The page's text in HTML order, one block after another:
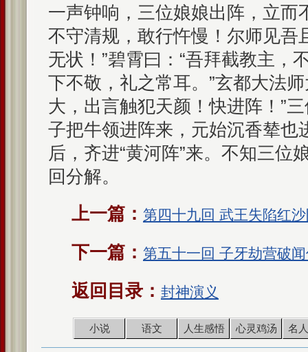
一声钟响，三位娘娘出阵，立而
不守清规，敢行忤慢！尔师见吾
无状！”碧霄曰：“吾拜截教主，
下不敬，礼之常耳。”玄都大法
大，出言触犯天颜！快进阵！”
子把牛领进阵来，元始沉香辇也
后，齐进“黄河阵”来。不知三位
回分解。
上一篇： 第四十九回 武王失陷红
下一篇： 第五十一回 子牙劫营破
返回目录： 封神演义
小说 语文 人生感悟 心灵鸡汤 名